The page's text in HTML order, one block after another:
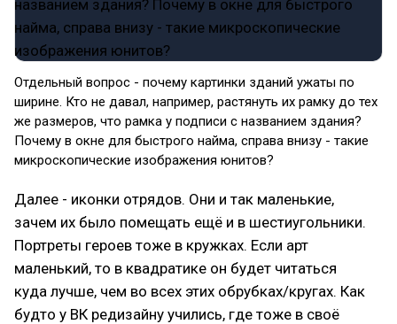
Отдельный вопрос - почему картинки зданий ужаты по
ширине. Кто не давал, например, растянуть их рамку до тех
же размеров, что рамка у подписи с названием здания?
Почему в окне для быстрого найма, справа внизу - такие
микроскопические изображения юнитов?
Далее - иконки отрядов. Они и так маленькие,
зачем их было помещать ещё и в шестиугольники.
Портреты героев тоже в кружках. Если арт
маленький, то в квадратике он будет читаться
куда лучше, чем во всех этих обрубках/кругах. Как
будто у ВК редизайну учились, где тоже в своё